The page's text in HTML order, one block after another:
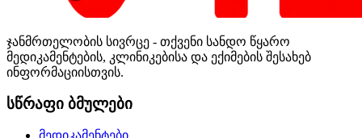
ჯანმრთელობის სივრცე - თქვენი სანდო წყარო
მედიკამენტების, კლინიკებისა და ექიმების შესახებ
ინფორმაციისთვის.
სწრაფი ბმულები